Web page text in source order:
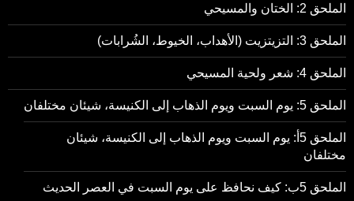
الملحق 2: الختان والمسيحي
الملحق 3: التزيتزيت (الأهداب، الخيوط، الشُرابات)
الملحق 4: شعر ولحية المسيحي
الملحق 5: يوم السبت ويوم الذهاب إلى الكنيسة، شيئان مختلفان
الملحق 5أ: يوم السبت ويوم الذهاب إلى الكنيسة، شيئان
مختلفان
الملحق 5ب: كيف نحافظ على يوم السبت في العصر الحديث